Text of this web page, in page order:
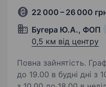
22 000 – 26 000
Бугера Ю.А., ФОП
0,5 км від центру
Повна зайнятість. Графік роботи: з 10.00
до 19.00 в будні дні з 10.00 до 18:00 в суботу